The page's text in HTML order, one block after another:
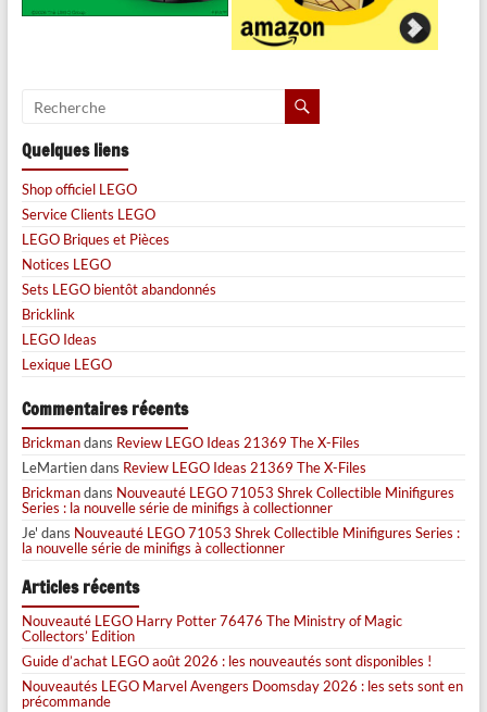
Quelques liens
Shop officiel LEGO
Service Clients LEGO
LEGO Briques et Pièces
Notices LEGO
Sets LEGO bientôt abandonnés
Bricklink
LEGO Ideas
Lexique LEGO
Commentaires récents
Brickmandans Review LEGO Ideas 21369 The X-Files
LeMartiendans Review LEGO Ideas 21369 The X-Files
Brickmandans Nouveauté LEGO 71053 Shrek Collectible Minifigures
Series : la nouvelle série de minifigs à collectionner
Je' dans Nouveauté LEGO 71053 Shrek Collectible Minifigures Series :
la nouvelle série de minifigs à collectionner
Articles récents
Nouveauté LEGO Harry Potter 76476 The Ministry of Magic
Collectors’ Edition
Guide d’achat LEGO août 2026 : les nouveautés sont disponibles !
Nouveautés LEGO Marvel Avengers Doomsday 2026 : les sets sont en
précommande